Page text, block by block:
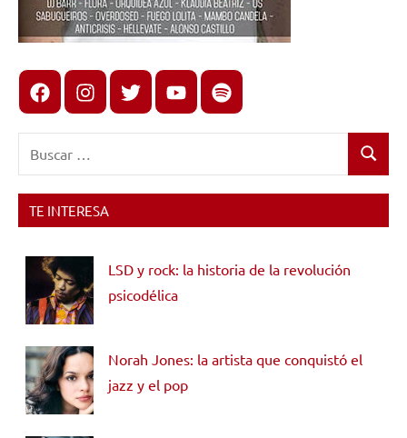
FacebookInstagram
X youtubespotify
Buscar
TE INTERESA
LSD y rock: la historia de la revolución
psicodélica
Norah Jones: la artista que conquistó el
jazz y el pop